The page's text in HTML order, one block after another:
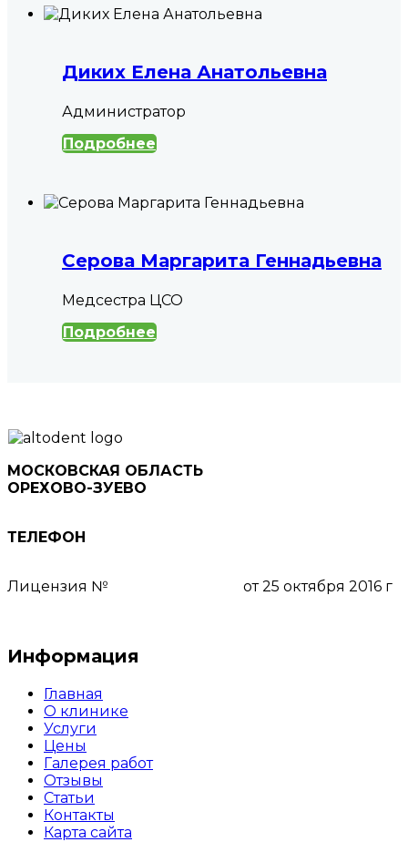
Диких Елена Анатольевна
Администратор
Подробнее
Серова Маргарита Геннадьевна
Медсестра ЦСО
Подробнее
МОСКОВСКАЯ ОБЛАСТЬ
ОРЕХОВО-ЗУЕВО
ТЕЛЕФОН
Лицензия №
от 25 октября 2016 г
Информация
Главная
О клинике
Услуги
Цены
Галерея работ
Отзывы
Статьи
Контакты
Карта сайта